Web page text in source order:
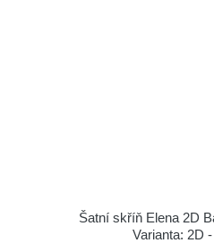
Šatní skříň Elena 2D
Varianta: 2D